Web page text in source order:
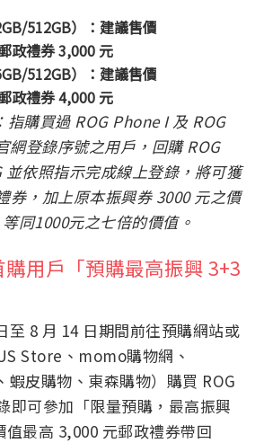
512GB）：建議售價
政禮券 3,000 元
512GB）：建議售價
政禮券 4,000 元
指購買過 ROG Phone I 及 ROG
網登錄序號之用戶，回購 ROG
依照指示完成線上登錄，將可獲
券，加上原本振興券 3000 元之價
同1000元之七倍的價值。
購用戶「預購最高振興 3+3
至 8 月 14 日期間前往預購網站或
Store、momo購物網、
皮購物、東森購物）購買 ROG
即可參加「限量預購，最高振興
值最高 3,000 元郵政禮券帶回